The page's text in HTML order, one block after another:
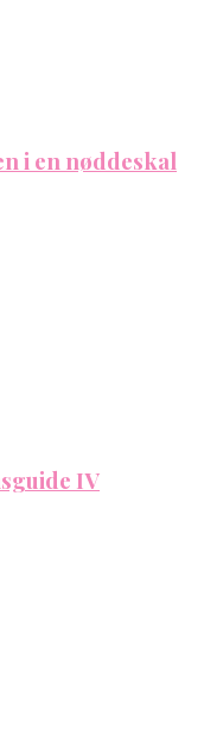
i en nøddeskal
IV